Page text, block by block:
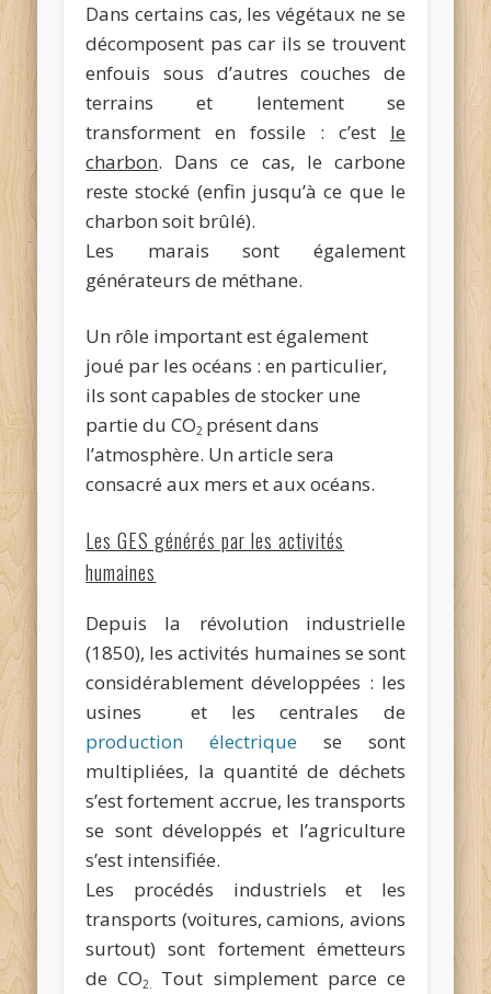
Dans certains cas, les végétaux ne se
décomposent pas car ils se trouvent
enfouis sous d’autres couches de
terrains et lentement se
transforment en fossile : c’est le
charbon. Dans ce cas, le carbone
reste stocké (enfin jusqu’à ce que le
charbon soit brûlé).
Les marais sont également
générateurs de méthane.
Un rôle important est également
joué par les océans : en particulier,
ils sont capables de stocker une
partie du CO2 présent dans
l’atmosphère. Un article sera
consacré aux mers et aux océans.
Les GES générés par les activités
humaines
Depuis la révolution industrielle
(1850), les activités humaines se sont
considérablement développées : les
usines et les centrales de
production électrique se sont
multipliées, la quantité de déchets
s’est fortement accrue, les transports
se sont développés et l’agriculture
s’est intensifiée.
Les procédés industriels et les
transports (voitures, camions, avions
surtout) sont fortement émetteurs
de CO2. Tout simplement parce ce